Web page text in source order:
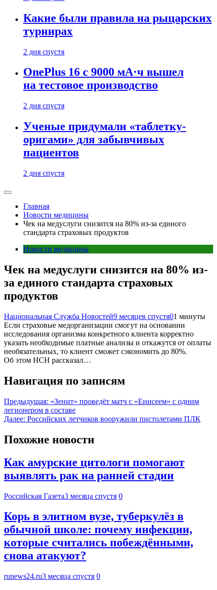
Какие были правила на рыцарских
турнирах
2 дня спустя
OnePlus 16 с 9000 мА·ч вышел
на тестовое производство
2 дня спустя
Ученые придумали «таблетку-
оригами» для забывчивых
пациентов
2 дня спустя
Главная
Новости медицины
Чек на медуслуги снизится на 80% из-за единого
стандарта страховых продуктов
Новости медицины
Чек на медуслуги снизится на 80% из-
за единого стандарта страховых
продуктов
Национальная Служба Новостей9 месяцев спустя01 минуты
Если страховые медорганизации смогут на основании
исследования организма конкретного клиента корректно
указать необходимые платные анализы и откажутся от оплаты
необязательных, то клиент сможет сэкономить до 80%.
Об этом НСН рассказал…
Навигация по записям
Предыдущая: «Зенит» проведёт матч с «Енисеем» с одним
легионером в составе
Далее: Российских летчиков вооружили пистолетами ПЛК
Похожие новости
Как амурские цитологи помогают
выявлять рак на ранней стадии
Российская Газета3 месяца спустя 0
Корь в элитном вузе, туберкулёз в
обычной школе: почему инфекции,
которые считались побеждёнными,
снова атакуют?
runews24.ru3 месяца спустя 0